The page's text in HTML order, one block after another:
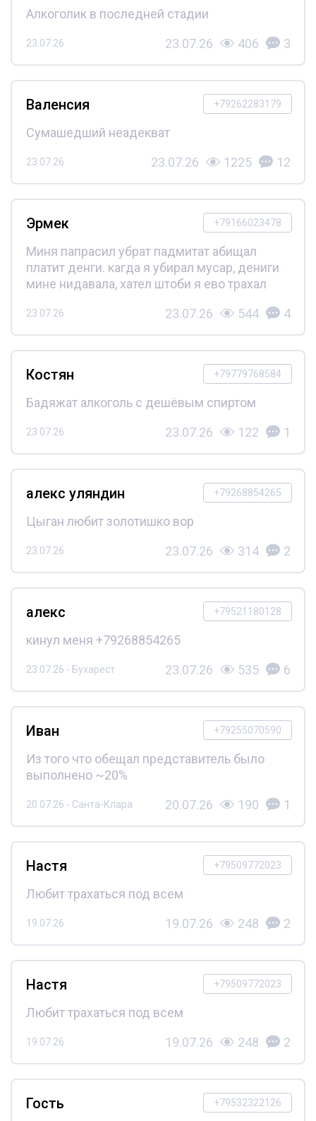
Алкоголик в последней стадии
23.07.26 23.07.26 406 3
+79262283179
Валенсия
Сумашедший неадекват
23.07.26 23.07.26 1225 12
+79166023478
Эрмек
Миня папрасил убрат падмитат абищал
платит денги. кагда я убирал мусар, дениги
мине нидавала, хател штоби я ево трахал
23.07.26 23.07.26 544 4
+79779768584
Костян
Бадяжат алкоголь с дешёвым спиртом
23.07.26 23.07.26 122 1
+79268854265
алекс уляндин
Цыган любит золотишко вор
23.07.26 23.07.26 314 2
+79521180128
алекс
кинул меня +79268854265
23.07.26 - Бухарест 23.07.26 535 6
+79255070590
Иван
Из того что обещал представитель было
выполнено ~20%
20.07.26 - Санта-Клара 20.07.26 190 1
+79509772023
Настя
Любит трахаться под всем
19.07.26 19.07.26 248 2
+79509772023
Настя
Любит трахаться под всем
19.07.26 19.07.26 248 2
+79532322126
Гость